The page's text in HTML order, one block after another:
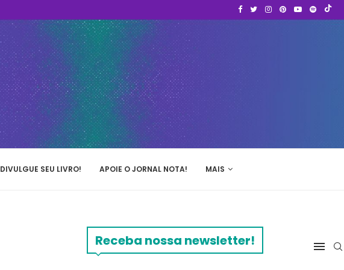
DIVULGUE SEU LIVRO! APOIE O JORNAL NOTA! MAIS
Receba nossa newsletter!